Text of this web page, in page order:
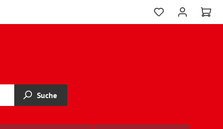
Suche